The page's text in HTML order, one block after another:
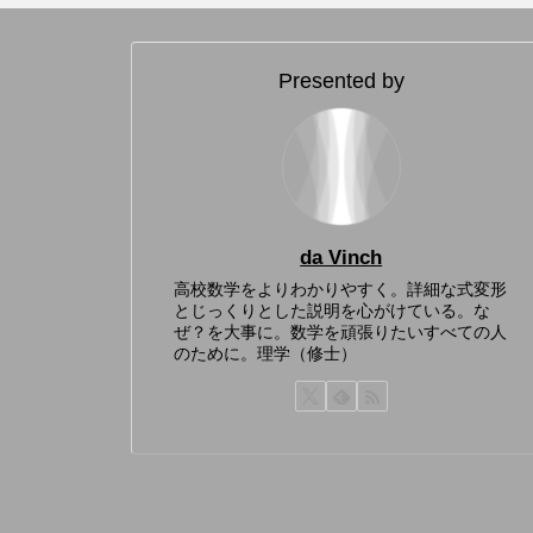
Presented by
da Vinch
高校数学をよりわかりやすく。詳細な式変形
とじっくりとした説明を心がけている。な
ぜ？を大事に。数学を頑張りたいすべての人
のために。理学（修士）